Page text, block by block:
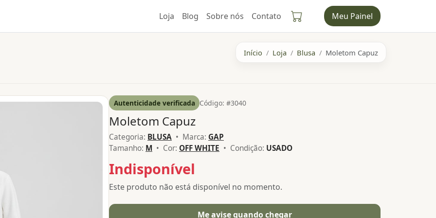
Loja Blog Sobre nós Contato Meu Painel
Início Loja Blusa Moletom Capuz
Autenticidade verificada Código: #3040
Moletom Capuz
Categoria: BLUSA • Marca: GAP
Tamanho: M • Cor: OFF WHITE • Condição: USADO
Indisponível
Este produto não está disponível no momento.
Me avise quando chegar